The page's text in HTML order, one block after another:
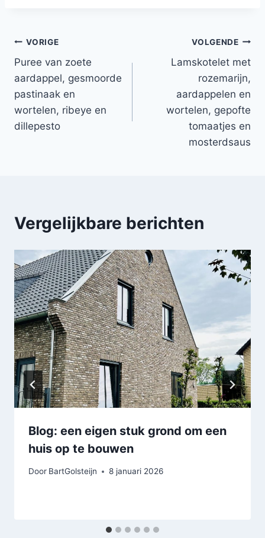
Bericht
navigatie
VORIGE
Puree van zoete
aardappel, gesmoorde
pastinaak en
wortelen, ribeye en
dillepesto
VOLGENDE
Lamskotelet met
rozemarijn,
aardappelen en
wortelen, gepofte
tomaatjes en
mosterdsaus
Vergelijkbare berichten
Blog: een eigen stuk grond om een
huis op te bouwen
Door BartGolsteijn 8 januari 2026